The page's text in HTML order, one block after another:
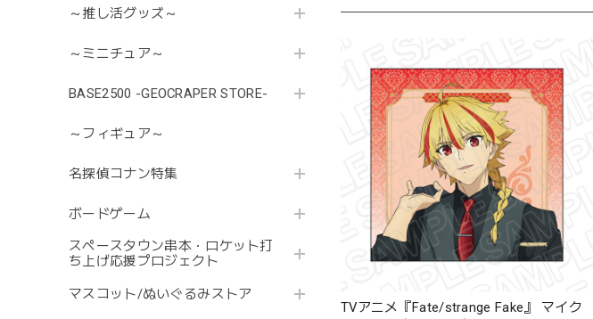
～推し活グッズ～
～ミニチュア～
BASE2500 -GEOCRAPER STORE-
～フィギュア～
名探偵コナン特集
ボードゲーム
スペースタウン串本・ロケット打
ち上げ応援プロジェクト
マスコット/ぬいぐるみストア
TVアニメ『Fate/strange Fake』 マイク